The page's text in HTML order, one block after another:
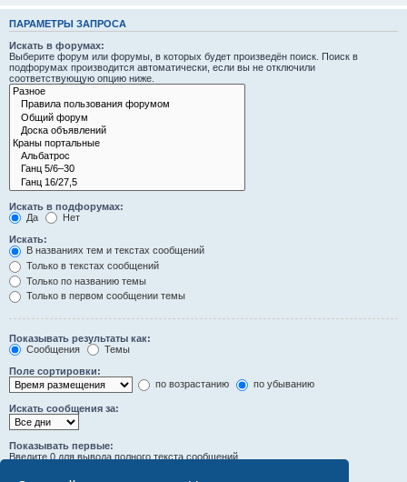
ПАРАМЕТРЫ ЗАПРОСА
Искать в форумах:
Выберите форум или форумы, в которых будет произведён поиск. Поиск в
подфорумах производится автоматически, если вы не отключили
соответствующую опцию ниже.
Искать в подфорумах:
Да
Нет
Искать:
В названиях тем и текстах сообщений
Только в текстах сообщений
Только по названию темы
Только в первом сообщении темы
Показывать результаты как:
Сообщения
Темы
Поле сортировки:
по возрастанию
по убыванию
Искать сообщения за:
Показывать первые:
Введите 0 для вывода полного текста сообщений.